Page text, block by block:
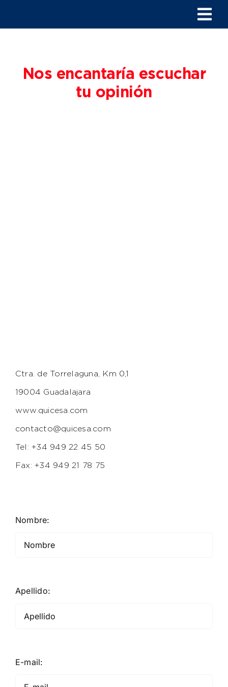
PRODUCTOS
Nos encantaría escuchar
tu opinión
Ctra. de Torrelaguna, Km 0,1
19004 Guadalajara
www.quicesa.com
contacto@quicesa.com
Tel: +34 949 22 45 50
Fax: +34 949 21 78 75
Nombre:
Apellido:
E-mail: